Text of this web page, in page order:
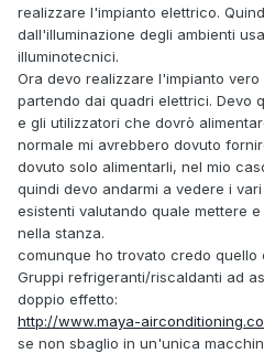
realizzare l'impianto elettrico.
dall'illuminazione degli ambienti
illuminotecnici.
Ora devo realizzare l'impianto
partendo dai quadri elettrici. Devo
e gli utilizzatori che dovrò
normale mi avrebbero dovuto
dovuto solo alimentarli, nel mio
quindi devo andarmi a vedere i
esistenti valutando quale mettere
nella stanza.
comunque ho trovato credo quello
Gruppi refrigeranti/riscaldanti ad
doppio effetto:
http://www.maya-
se non sbaglio in un'unica